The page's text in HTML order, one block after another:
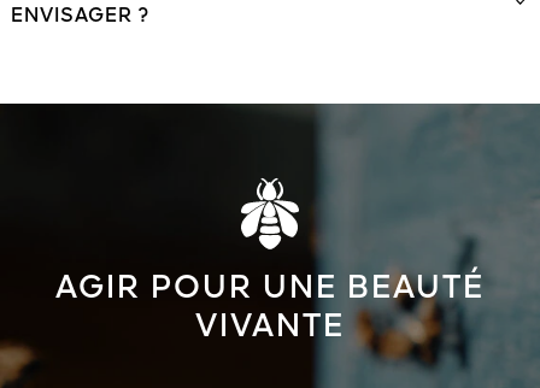
ENVISAGER ?
AGIR POUR UNE BEAUTÉ
VIVANTE